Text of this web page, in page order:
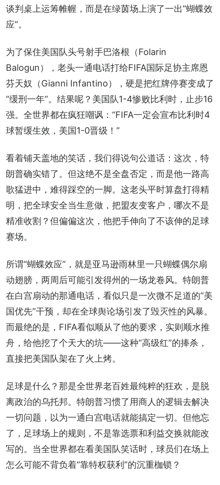
谈判桌上运筹帷幄，而是在绿茵场上演了一出“蝴蝶效
应”。
为了保住美国队头号射手巴洛根（Folarin
Balogun），老头一通电话打给FIFA国际足协主席恩
芬天奴（Gianni Infantino），硬是把红牌停赛变成了
“缓刑一年”。结果呢？美国队1-4惨败比利时，止步16
强。全世界都在疯狂嘲讽：“FIFA一定会宣布比利时4
球暂缓生效，美国1-0晋级！”
看着铺天盖地的笑话，我们得说句公道话：这次，特
朗普确实错了。但这绝不是全盘否定，而是他一路高
歌猛进中，难得踩空的一脚。这老头平时算盘打得精
明，把全球安全当生意做，把盟友变客户，哪次不是
精准收割？但偏偏这次，他把手伸向了不该伸的足球
赛场。
所谓“蝴蝶效应”，就是亚马逊雨林里一只蝴蝶偶尔扇
动翅膀，两周后可能引发得州的一场龙卷风。特朗普
在白宫扇动的那通电话，看似只是一次微不足道的“美
国优先”干预，却在全球舆论场引发了毁灭性的风暴。
而最绝的是，FIFA看似顺从了他的要求，实则顺水推
舟，给他挖了个天大的坑——这种“高级红”的捧杀，
直接把美国队架在了火上烤。
足球是什么？那是全世界老百姓最纯粹的狂欢，是脱
离政治的乌托邦。特朗普习惯了用商人的逻辑去解决
一切问题，以为一通白宫电话就能搞定一切。但他忘
了，足球场上的规则，不是靠选票和利益交换就能改
写的。当全世界都在看美国队笑话时，球员们在场上
怎么可能不背负着“靠特权获利”的沉重枷锁？